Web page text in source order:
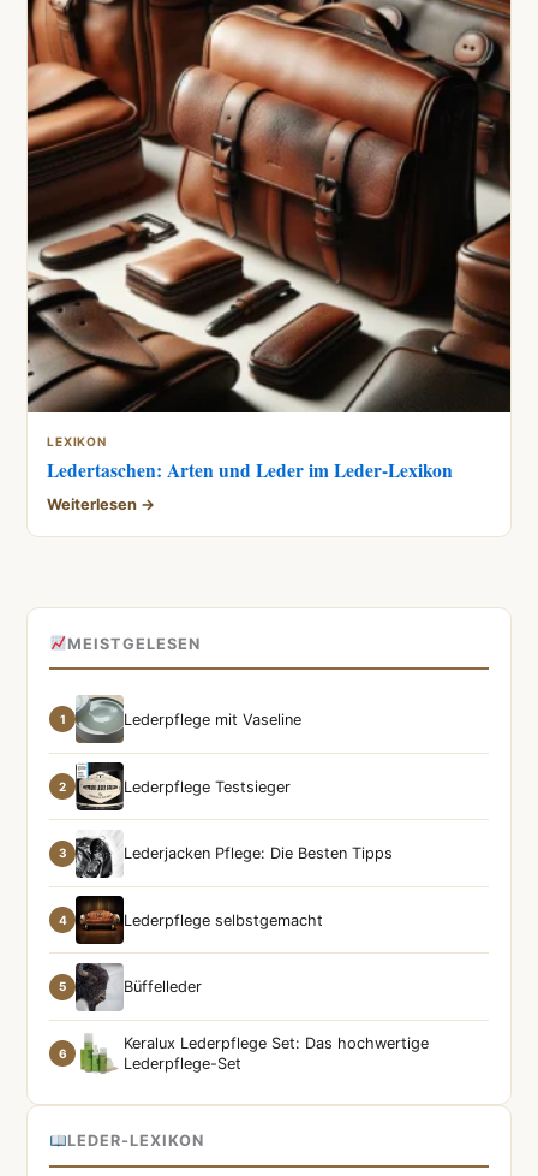
LEXIKON
Ledertaschen: Arten und Leder im Leder-Lexikon
Weiterlesen →
MEISTGELESEN
1 Lederpflege mit Vaseline
2 Lederpflege Testsieger
3 Lederjacken Pflege: Die Besten Tipps
4 Lederpflege selbstgemacht
5 Büffelleder
6
Keralux Lederpflege Set: Das hochwertige
Lederpflege-Set
LEDER-LEXIKON